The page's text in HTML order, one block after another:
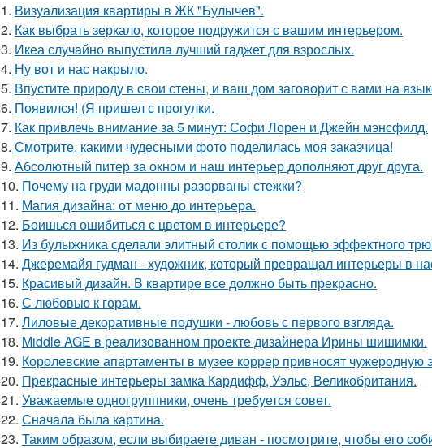
1. Визуализация квартиры в ЖК "Булычев".
2. Как выбрать зеркало, которое подружится с вашим интерьером.
3. Икеа случайно выпустила лучший гаджет для взрослых.
4. Ну вот и нас накрыло.
5. Впустите природу в свои стены, и ваш дом заговорит с вами на
6. Появился! (Я пришел с прогулки.
7. Как привлечь внимание за 5 минут: Софи Лорен и Джейн мэнсфилд.
8. Смотрите, какими чудесными фото поделилась моя заказчица!
9. Абсолютный питер за окном и наш интерьер дополняют друг друга.
10. Почему на груди мадонны разорваны стежки?
11. Магия дизайна: от меню до интерьера.
12. Боишься ошибиться с цветом в интерьере?
13. Из булыжника сделали элитный столик с помощью эффектного
14. Джеремайя гудман - художник, который превращал интерьеры в
15. Красивый дизайн. В квартире все должно быть прекрасно.
16. С любовью к горам.
17. Лиловые декоративные подушки - любовь с первого взгляда.
18. Middle AGE в реализованном проекте дизайнера Ирины шишимки.
19. Королевские апартаменты в музее коррер привносят чужеродную
20. Прекрасные интерьеры замка Кардифф, Уэльс, Великобритания.
21. Уважаемые одногруппники, очень требуется совет.
22. Сначала была картина.
23. Таким образом, если выбираете диван - посмотрите, чтобы его